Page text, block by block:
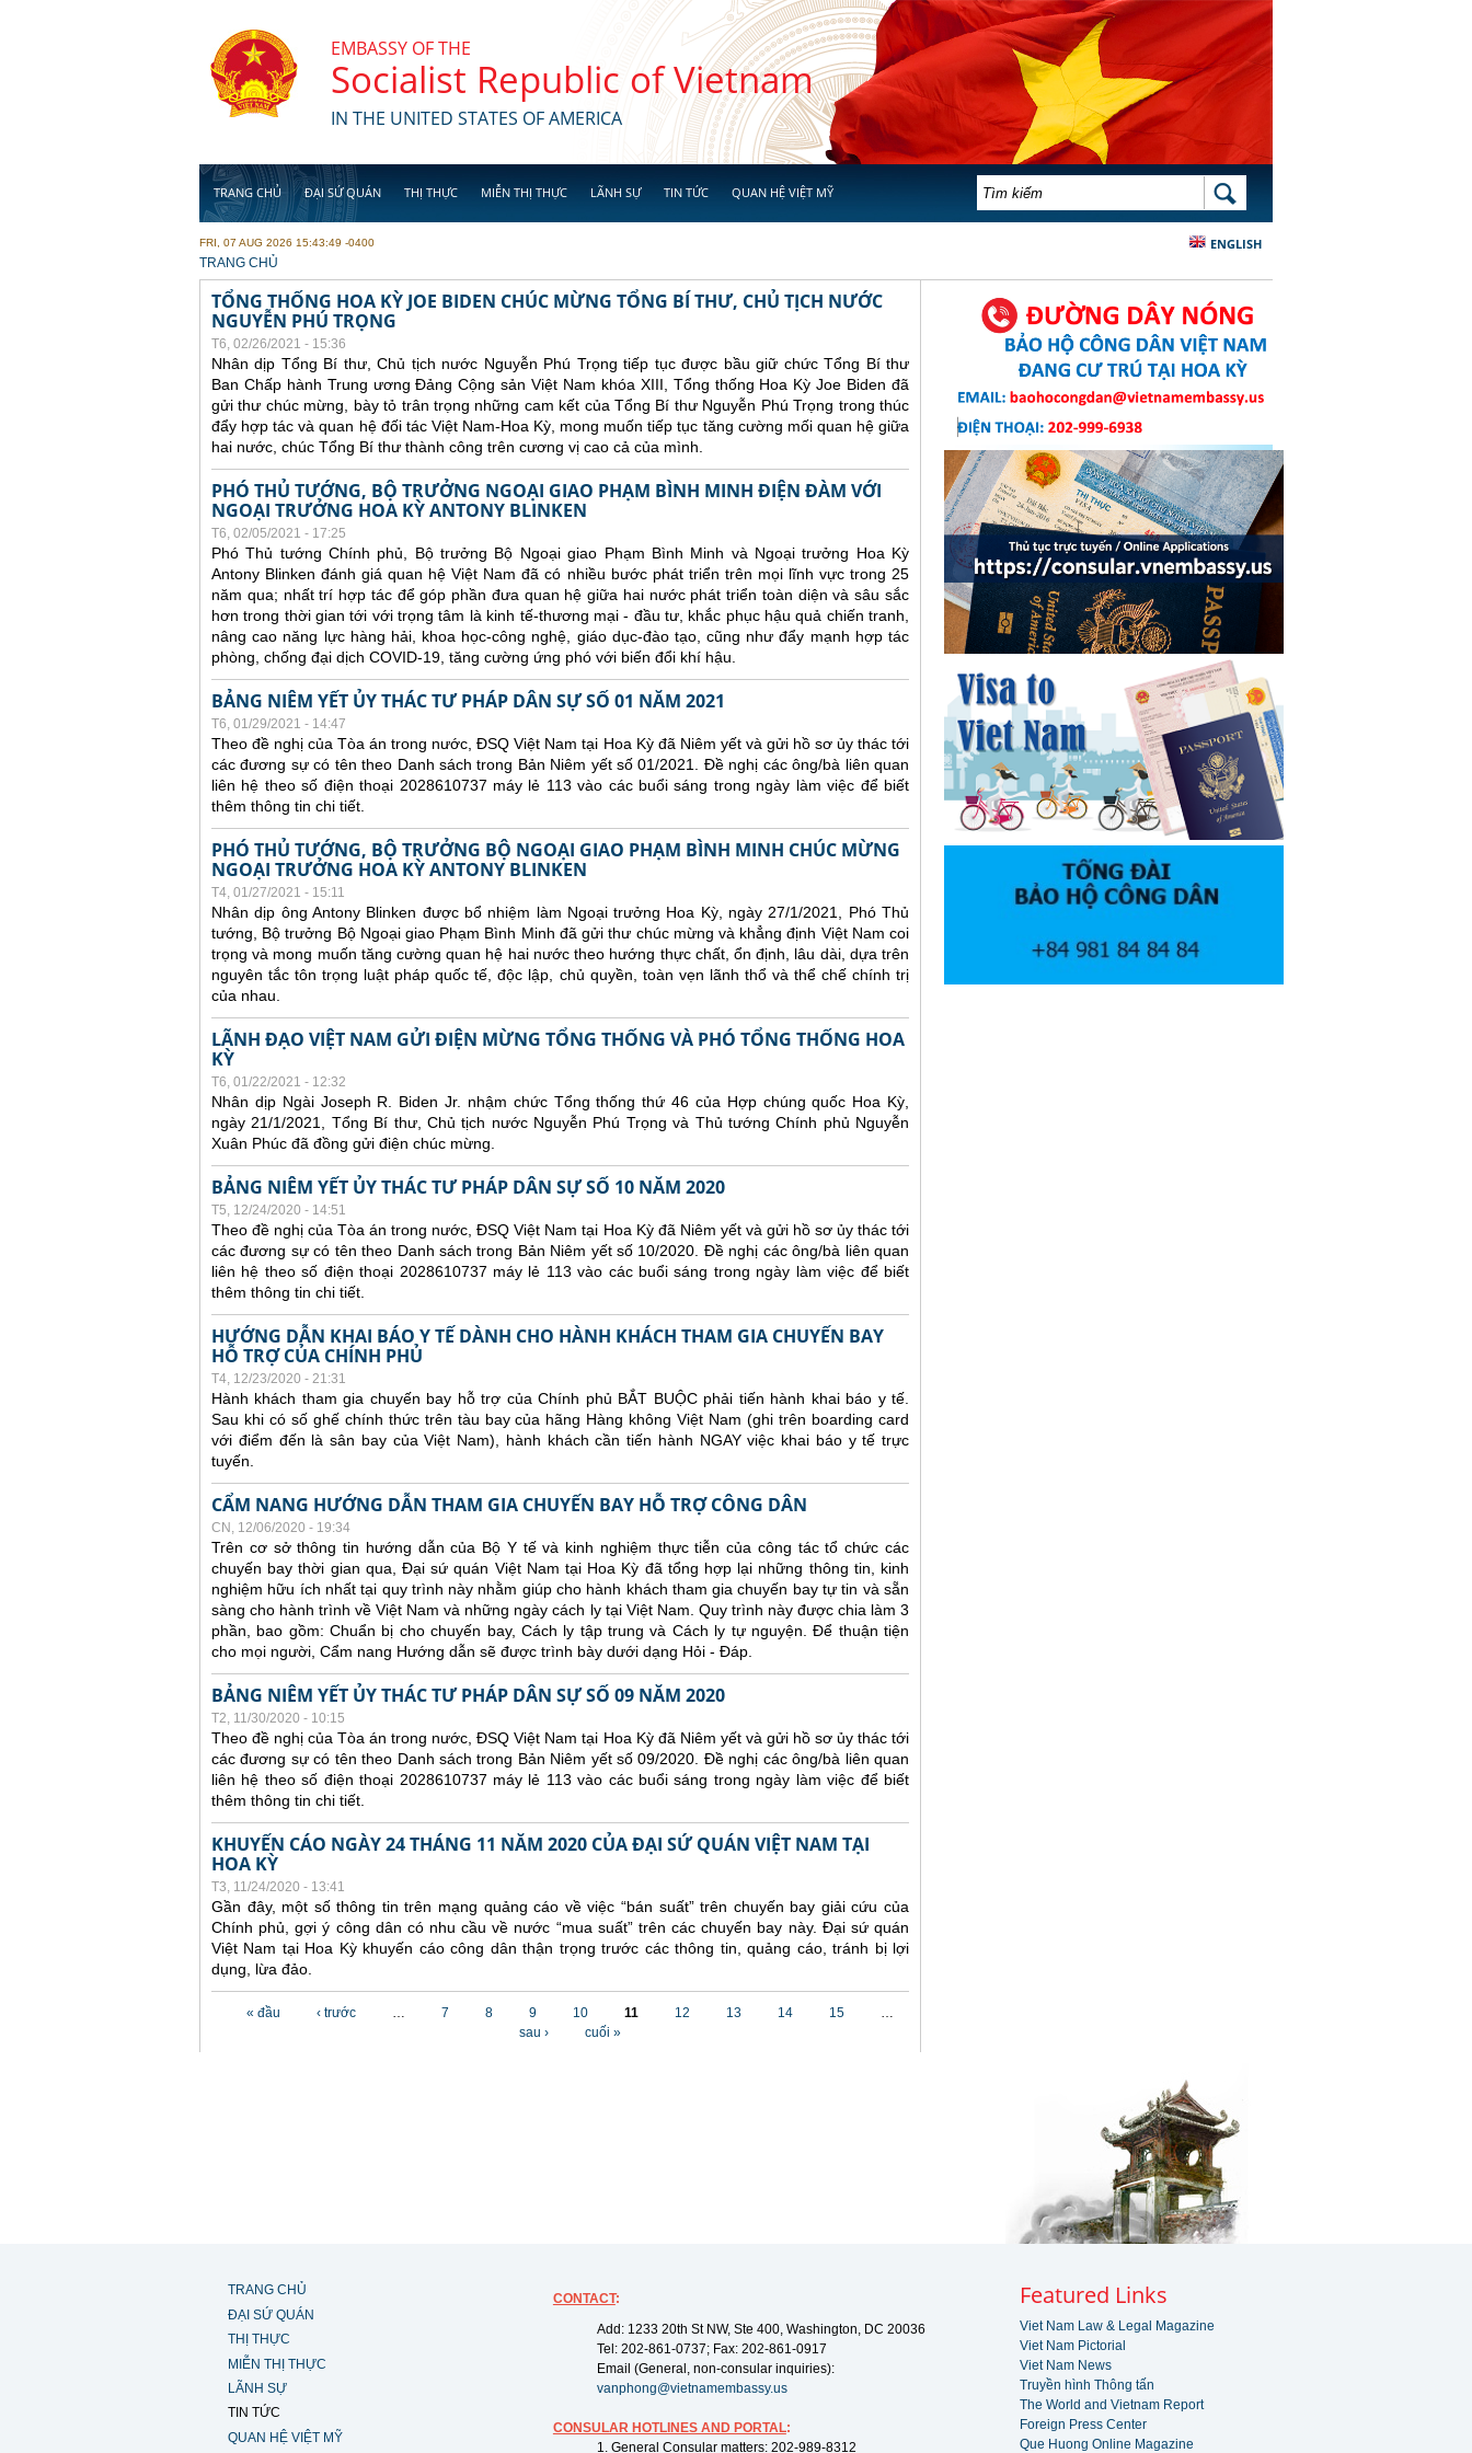
EMBASSY OF THE
Socialist Republic of Vietnam
IN THE UNITED STATES OF AMERICA
TRANG CHỦ ĐẠI SỨ QUÁN THỊ THỰC MIỄN THỊ THỰC LÃNH SỰ TIN TỨC QUAN HỆ VIỆT MỸ BIỂU MẪU TÌM KIẾM TÌM KIẾM
ENGLISH
FRI, 07 AUG 2026 15:43:49 -0400
YOU ARE HERE
TRANG CHỦ
TỔNG THỐNG HOA KỲ JOE BIDEN CHÚC MỪNG TỔNG BÍ THƯ, CHỦ TỊCH NƯỚC
NGUYỄN PHÚ TRỌNG
T6, 02/26/2021 - 15:36
Nhân dịp Tổng Bí thư, Chủ tịch nước Nguyễn Phú Trọng tiếp tục được bầu giữ chức Tổng Bí thư
Ban Chấp hành Trung ương Đảng Cộng sản Việt Nam khóa XIII, Tổng thống Hoa Kỳ Joe Biden đã
gửi thư chúc mừng, bày tỏ trân trọng những cam kết của Tổng Bí thư Nguyễn Phú Trọng trong thúc
đẩy hợp tác và quan hệ đối tác Việt Nam-Hoa Kỳ, mong muốn tiếp tục tăng cường mối quan hệ giữa
hai nước, chúc Tổng Bí thư thành công trên cương vị cao cả của mình.
PHÓ THỦ TƯỚNG, BỘ TRƯỞNG NGOẠI GIAO PHẠM BÌNH MINH ĐIỆN ĐÀM VỚI
NGOẠI TRƯỞNG HOA KỲ ANTONY BLINKEN
T6, 02/05/2021 - 17:25
Phó Thủ tướng Chính phủ, Bộ trưởng Bộ Ngoại giao Phạm Bình Minh và Ngoại trưởng Hoa Kỳ
Antony Blinken đánh giá quan hệ Việt Nam đã có nhiều bước phát triển trên mọi lĩnh vực trong 25
năm qua; nhất trí hợp tác để góp phần đưa quan hệ giữa hai nước phát triển toàn diện và sâu sắc
hơn trong thời gian tới với trọng tâm là kinh tế-thương mại - đầu tư, khắc phục hậu quả chiến tranh,
nâng cao năng lực hàng hải, khoa học-công nghệ, giáo dục-đào tạo, cũng như đẩy mạnh hợp tác
phòng, chống đại dịch COVID-19, tăng cường ứng phó với biến đổi khí hậu.
BẢNG NIÊM YẾT ỦY THÁC TƯ PHÁP DÂN SỰ SỐ 01 NĂM 2021
T6, 01/29/2021 - 14:47
Theo đề nghị của Tòa án trong nước, ĐSQ Việt Nam tại Hoa Kỳ đã Niêm yết và gửi hồ sơ ủy thác tới
các đương sự có tên theo Danh sách trong Bản Niêm yết số 01/2021. Đề nghị các ông/bà liên quan
liên hệ theo số điện thoại 2028610737 máy lẻ 113 vào các buổi sáng trong ngày làm việc để biết
thêm thông tin chi tiết.
PHÓ THỦ TƯỚNG, BỘ TRƯỞNG BỘ NGOẠI GIAO PHẠM BÌNH MINH CHÚC MỪNG
NGOẠI TRƯỞNG HOA KỲ ANTONY BLINKEN
T4, 01/27/2021 - 15:11
Nhân dịp ông Antony Blinken được bổ nhiệm làm Ngoại trưởng Hoa Kỳ, ngày 27/1/2021, Phó Thủ
tướng, Bộ trưởng Bộ Ngoại giao Phạm Bình Minh đã gửi thư chúc mừng và khẳng định Việt Nam coi
trọng và mong muốn tăng cường quan hệ hai nước theo hướng thực chất, ổn định, lâu dài, dựa trên
nguyên tắc tôn trọng luật pháp quốc tế, độc lập, chủ quyền, toàn vẹn lãnh thổ và thể chế chính trị
của nhau.
LÃNH ĐẠO VIỆT NAM GỬI ĐIỆN MỪNG TỔNG THỐNG VÀ PHÓ TỔNG THỐNG HOA
KỲ
T6, 01/22/2021 - 12:32
Nhân dịp Ngài Joseph R. Biden Jr. nhậm chức Tổng thống thứ 46 của Hợp chúng quốc Hoa Kỳ,
ngày 21/1/2021, Tổng Bí thư, Chủ tịch nước Nguyễn Phú Trọng và Thủ tướng Chính phủ Nguyễn
Xuân Phúc đã đồng gửi điện chúc mừng.
BẢNG NIÊM YẾT ỦY THÁC TƯ PHÁP DÂN SỰ SỐ 10 NĂM 2020
T5, 12/24/2020 - 14:51
Theo đề nghị của Tòa án trong nước, ĐSQ Việt Nam tại Hoa Kỳ đã Niêm yết và gửi hồ sơ ủy thác tới
các đương sự có tên theo Danh sách trong Bản Niêm yết số 10/2020. Đề nghị các ông/bà liên quan
liên hệ theo số điện thoại 2028610737 máy lẻ 113 vào các buổi sáng trong ngày làm việc để biết
thêm thông tin chi tiết.
HƯỚNG DẪN KHAI BÁO Y TẾ DÀNH CHO HÀNH KHÁCH THAM GIA CHUYẾN BAY
HỖ TRỢ CỦA CHÍNH PHỦ
T4, 12/23/2020 - 21:31
Hành khách tham gia chuyến bay hỗ trợ của Chính phủ BẮT BUỘC phải tiến hành khai báo y tế.
Sau khi có số ghế chính thức trên tàu bay của hãng Hàng không Việt Nam (ghi trên boarding card
với điểm đến là sân bay của Việt Nam), hành khách cần tiến hành NGAY việc khai báo y tế trực
tuyến.
CẨM NANG HƯỚNG DẪN THAM GIA CHUYẾN BAY HỖ TRỢ CÔNG DÂN
CN, 12/06/2020 - 19:34
Trên cơ sở thông tin hướng dẫn của Bộ Y tế và kinh nghiệm thực tiễn của công tác tổ chức các
chuyến bay thời gian qua, Đại sứ quán Việt Nam tại Hoa Kỳ đã tổng hợp lại những thông tin, kinh
nghiệm hữu ích nhất tại quy trình này nhằm giúp cho hành khách tham gia chuyến bay tự tin và sẵn
sàng cho hành trình về Việt Nam và những ngày cách ly tại Việt Nam. Quy trình này được chia làm 3
phần, bao gồm: Chuẩn bị cho chuyến bay, Cách ly tập trung và Cách ly tự nguyện. Để thuận tiện
cho mọi người, Cẩm nang Hướng dẫn sẽ được trình bày dưới dạng Hỏi - Đáp.
BẢNG NIÊM YẾT ỦY THÁC TƯ PHÁP DÂN SỰ SỐ 09 NĂM 2020
T2, 11/30/2020 - 10:15
Theo đề nghị của Tòa án trong nước, ĐSQ Việt Nam tại Hoa Kỳ đã Niêm yết và gửi hồ sơ ủy thác tới
các đương sự có tên theo Danh sách trong Bản Niêm yết số 09/2020. Đề nghị các ông/bà liên quan
liên hệ theo số điện thoại 2028610737 máy lẻ 113 vào các buổi sáng trong ngày làm việc để biết
thêm thông tin chi tiết.
KHUYẾN CÁO NGÀY 24 THÁNG 11 NĂM 2020 CỦA ĐẠI SỨ QUÁN VIỆT NAM TẠI
HOA KỲ
T3, 11/24/2020 - 13:41
Gần đây, một số thông tin trên mạng quảng cáo về việc “bán suất” trên chuyến bay giải cứu của
Chính phủ, gợi ý công dân có nhu cầu về nước “mua suất” trên các chuyến bay này. Đại sứ quán
Việt Nam tại Hoa Kỳ khuyến cáo công dân thận trọng trước các thông tin, quảng cáo, tránh bị lợi
dụng, lừa đảo.
Các trang
« đầu ‹ trước … 7 8 9 10 11 12 13 14 15
…
sau ›
cuối »
TRANG CHỦ
ĐẠI SỨ QUÁN
THỊ THỰC
MIỄN THỊ THỰC
LÃNH SỰ
TIN TỨC
QUAN HỆ VIỆT MỸ
CONTACT:
Add: 1233 20th St NW, Ste 400, Washington, DC 20036
Tel: 202-861-0737; Fax: 202-861-0917
Email (General, non-consular inquiries):
vanphong@vietnamembassy.us
CONSULAR HOTLINES AND PORTAL:
1. General Consular matters: 202-989-8312
Featured Links
Viet Nam Law & Legal Magazine
Viet Nam Pictorial
Viet Nam News
Truyền hình Thông tấn
The World and Vietnam Report
Foreign Press Center
Que Huong Online Magazine